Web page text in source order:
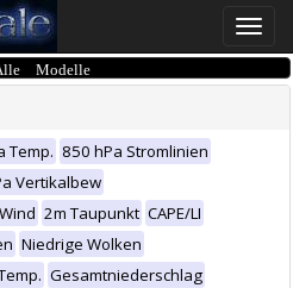
Toggle
Modelle
Temp. 850 hPa Stromlinien
Vertikalbew
2m Taupunkt CAPE/LI
Niedrige Wolken
Gesamtniederschlag